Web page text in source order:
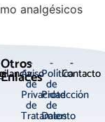
analgésicos
Otros
Enlaces
-
Aviso
de
Privacidad
de
Tratamiento
-
Política
de
Protección
de
Datos
-
Contacto